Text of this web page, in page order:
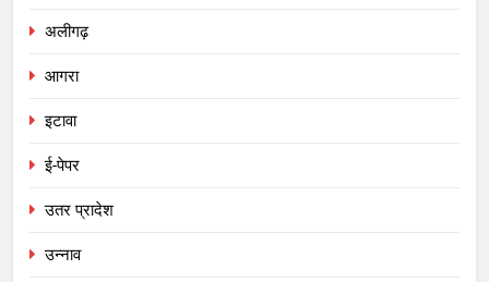
अलीगढ़
आगरा
इटावा
ई-पेपर
उतर प्रादेश
उन्नाव